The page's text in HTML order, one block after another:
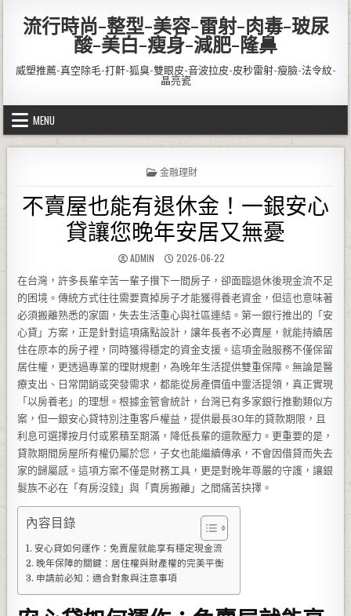
流行時尚-整型-美容-雷射-肉毒-玻尿
酸-美白-瘦身-減肥-隆鼻
威塑推薦-真空除毛-打鼾-狐臭-雙眼皮-音波拉皮-皮秒雷射-瘦臉-法令紋-
晶亮瓷
MENU
POSTED IN
金融理財
不賣屋也能有退休金！一銀安心
貸讓您晚年安居又無憂
AUTHOR:
ADMIN PUBLISHED DATE:
2026-06-22
在台灣，許多長輩辛苦一輩子攢下一間房子，卻面臨退休後現金流不足
的困境。傳統方式往往需要賣掉房子才能獲得養老資金，但這也意味著
必須搬離熟悉的家園，失去生活重心與社區連結。第一銀行推出的「安
心貸」方案，正是針對這項痛點設計，讓年長者不必賣屋，就能持續居
住在原本的房子裡，同時獲得穩定的資金支援。這項金融服務不僅保留
居住權，更透過專業的理財規劃，為晚年生活提供雙重保障。無論是醫
療支出、日常開銷或突發需求，都能從房產價值中靈活提領，真正實現
「以房養老」的理想。根據金管會統計，台灣已有多家銀行推動類似方
案，但一銀安心貸特別注重客戶權益，提供最長30年的貸款期限，且
利息可選擇按月付或累積至期滿，降低長輩的還款壓力。更重要的是，
貸款期間房屋所有權仍屬於您，子女也能繼續傳承，不會因借貸而失去
家的歸屬感。這項方案不僅是財務工具，更是對晚年尊嚴的守護，讓銀
髮族不必在「有房沒錢」與「賣房搬離」之間痛苦抉擇。
內容目錄
安心貸如何運作：免賣屋就能享有穩定現金流
晚年保障的關鍵：居住權與財產權的完美平衡
申請前必知：適合對象與注意事項